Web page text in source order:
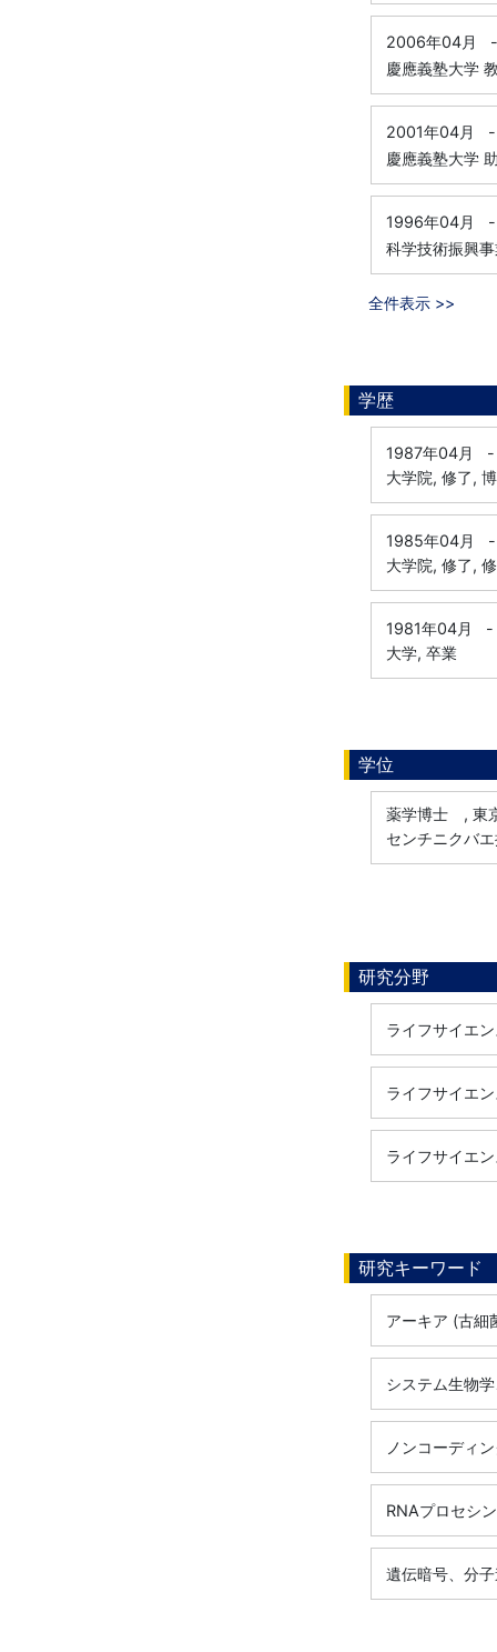
2006年04月
-
慶應義塾大学
2001年04月
-
慶應義塾大学
1996年04月
-
科学技術振興
全件表示 >>
学歴
1987年04月
-
大学院, 修了,
1985年04月
-
大学院, 修了,
1981年04月
-
大学, 卒業
学位
薬学博士 , 東
センチニクバ
研究分野
ライフサイエ
ライフサイエ
ライフサイエ
研究キーワード
アーキア (古細
システム生物
ノンコーディ
RNAプロセシ
遺伝暗号、分